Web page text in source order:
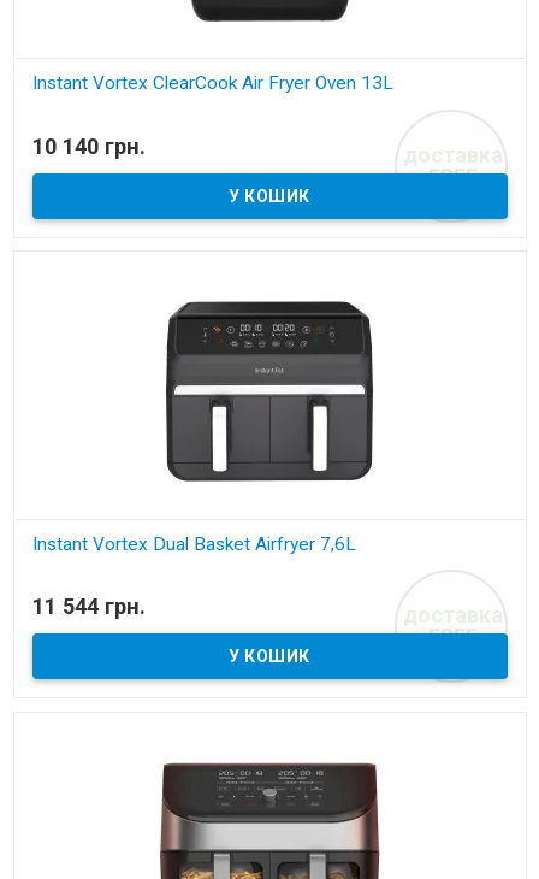
Instant Vortex ClearCook Air Fryer Oven 13L
духова аерофритюрниця з грилем
10 140 грн.
доставка
FREE
Instant Vortex Dual Basket Airfryer 7,6L
11 544 грн.
доставка
FREE